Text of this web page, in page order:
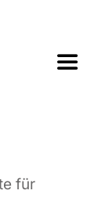
Toggle
für